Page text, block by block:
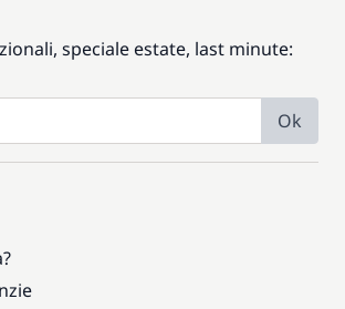
speciale estate, last minute:
Ok